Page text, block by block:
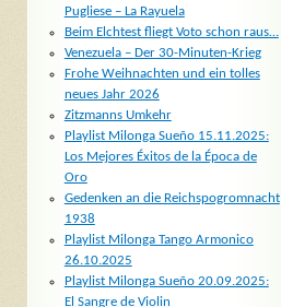
Pugliese – La Rayuela
Beim Elchtest fliegt Voto schon raus…
Venezuela – Der 30-Minuten-Krieg
Frohe Weihnachten und ein tolles
neues Jahr 2026
Zitzmanns Umkehr
Playlist Milonga Sueño 15.11.2025:
Los Mejores Éxitos de la Época de
Oro
Gedenken an die Reichspogromnacht
1938
Playlist Milonga Tango Armonico
26.10.2025
Playlist Milonga Sueño 20.09.2025:
El Sangre de Violin